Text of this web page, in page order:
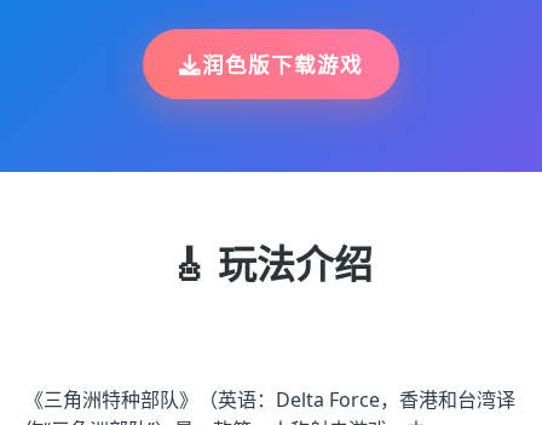
润色版下载游戏
🎸 玩法介绍
《三角洲特种部队》（英语：Delta Force，香港和台湾译